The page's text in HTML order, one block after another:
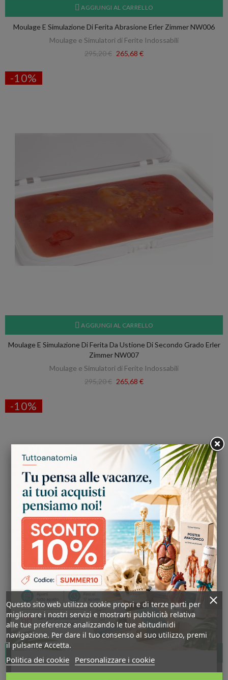
AGGIUNGI AL CARRELLO
Moulage E Simulazione Di Ferita Abrasione Erler Zimmer NW006
Moulage e Simulatori di Ferite Indossabili
295,20 € 265,68 €
-10%
AGGIUNGI AL CARRELLO
Moulage E Simulazione Di Ferita Da Ustione Di Secondo Grado Erler
Zimmer NW007
Moulage e Simulatori di Ferite Indossabili
295,20 € 265,68 €
-10%
Moulage E Simulazione Di Ferita Da Ustione Di Terzo Grado Erler
Questo sito web utilizza cookie propri e di terze parti per
migliorare i nostri servizi e mostrarti pubblicità relativa
alle tue preferenze analizzando le tue abitudinidi
navigazione. Per dare il tuo consenso al suo utilizzo, premi
il pulsante Accetta.
Politica dei cookie Personalizzare i cookie